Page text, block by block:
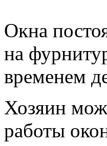
Окна
на
временем
Хозяин
работы